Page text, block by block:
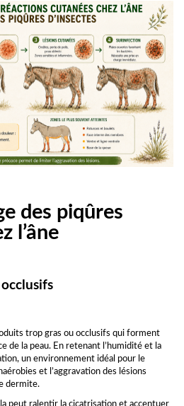
des piqûres
l’âne
trop gras ou occlusifs qui forment
de la peau. En retenant l’humidité et la
un environnement idéal pour le
et l’aggravation des lésions
dermite.